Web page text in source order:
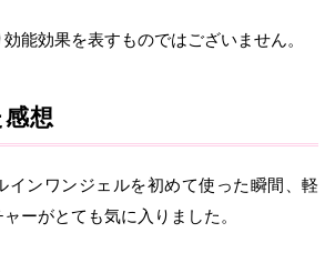
能効果を表すものではございません。
想
インワンジェルを初めて使った瞬間、軽
ーがとても気に入りました。